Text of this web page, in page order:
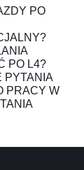
PO
PO L4?
PYTANIA
PRACY W